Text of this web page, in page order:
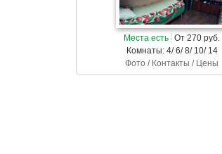
Места есть От 270 руб.
Комнаты: 4/ 6/ 8/ 10/ 14
Фото / Контакты / Цены